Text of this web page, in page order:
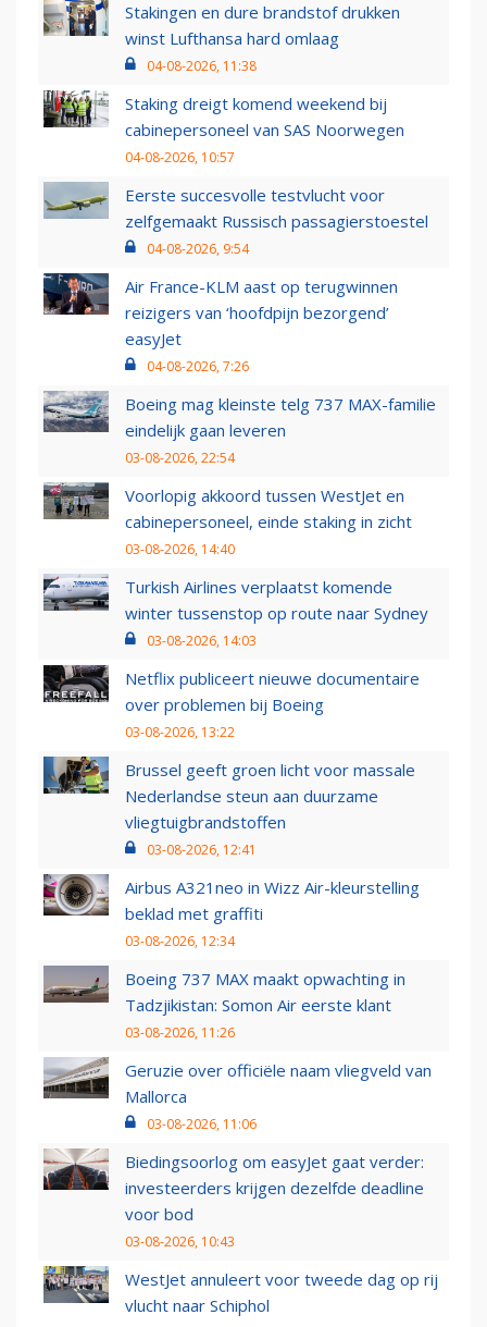
Stakingen en dure brandstof drukken
winst Lufthansa hard omlaag
04-08-2026, 11:38
Staking dreigt komend weekend bij
cabinepersoneel van SAS Noorwegen
04-08-2026, 10:57
Eerste succesvolle testvlucht voor
zelfgemaakt Russisch passagierstoestel
04-08-2026, 9:54
Air France-KLM aast op terugwinnen
reizigers van ‘hoofdpijn bezorgend’
easyJet
04-08-2026, 7:26
Boeing mag kleinste telg 737 MAX-familie
eindelijk gaan leveren
03-08-2026, 22:54
Voorlopig akkoord tussen WestJet en
cabinepersoneel, einde staking in zicht
03-08-2026, 14:40
Turkish Airlines verplaatst komende
winter tussenstop op route naar Sydney
03-08-2026, 14:03
Netflix publiceert nieuwe documentaire
over problemen bij Boeing
03-08-2026, 13:22
Brussel geeft groen licht voor massale
Nederlandse steun aan duurzame
vliegtuigbrandstoffen
03-08-2026, 12:41
Airbus A321neo in Wizz Air-kleurstelling
beklad met graffiti
03-08-2026, 12:34
Boeing 737 MAX maakt opwachting in
Tadzjikistan: Somon Air eerste klant
03-08-2026, 11:26
Geruzie over officiële naam vliegveld van
Mallorca
03-08-2026, 11:06
Biedingsoorlog om easyJet gaat verder:
investeerders krijgen dezelfde deadline
voor bod
03-08-2026, 10:43
WestJet annuleert voor tweede dag op rij
vlucht naar Schiphol